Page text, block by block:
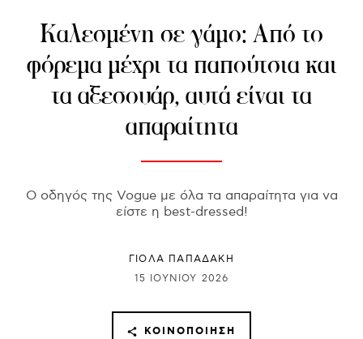
Καλεσμένη σε γάμο: Από το
φόρεμα μέχρι τα παπούτσια και
τα αξεσουάρ, αυτά είναι τα
απαραίτητα
Ο οδηγός της Vogue με όλα τα απαραίτητα για να
είστε η best-dressed!
ΓΙΌΛΑ ΠΑΠΑΔΆΚΗ
15 ΙΟΥΝΊΟΥ 2026
ΚΟΙΝΟΠΟΊΗΣΗ